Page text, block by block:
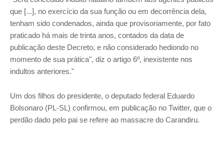
que [...], no exercício da sua função ou em decorrência dela,
tenham sido condenados, ainda que provisoriamente, por fato
praticado há mais de trinta anos, contados da data de
publicação deste Decreto, e não considerado hediondo no
momento de sua prática", diz o artigo 6º, inexistente nos
indultos anteriores."
Um dos filhos do presidente, o deputado federal Eduardo
Bolsonaro (PL-SL) confirmou, em publicação no Twitter, que o
perdão dado pelo pai se refere ao massacre do Carandiru.